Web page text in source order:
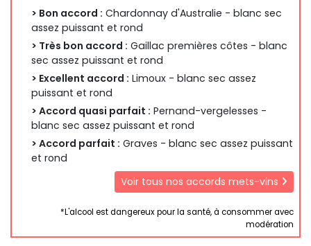
> Bon accord : Chardonnay d'Australie - blanc sec
assez puissant et rond
> Très bon accord : Gaillac premières côtes - blanc
sec assez puissant et rond
> Excellent accord : Limoux - blanc sec assez
puissant et rond
> Accord quasi parfait : Pernand-vergelesses -
blanc sec assez puissant et rond
> Accord parfait : Graves - blanc sec assez puissant
et rond
Voir tous nos accords mets-vins
*L'alcool est dangereux pour la santé, à consommer avec
modération